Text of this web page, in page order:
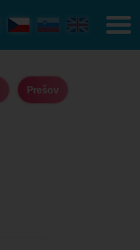
Prešov